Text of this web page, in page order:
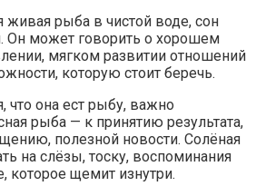
живая рыба в чистой воде, сон
Он может говорить о хорошем
мягком развитии отношений
которую стоит беречь.
что она ест рыбу, важно
рыба — к принятию результата,
полезной новости. Солёная
на слёзы, тоску, воспоминания
которое щемит изнутри.